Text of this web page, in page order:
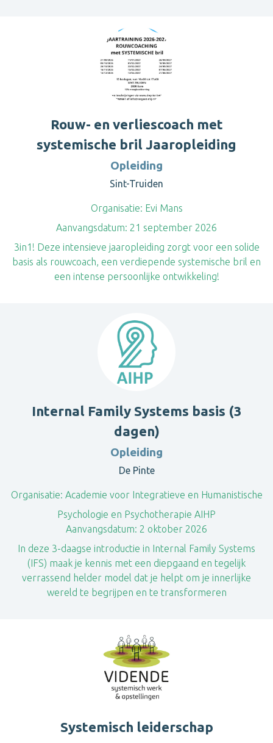
Rouw- en verliescoach met
systemische bril Jaaropleiding
Opleiding
Sint-Truiden
Organisatie: Evi Mans
Aanvangsdatum: 21 september 2026
3in1! Deze intensieve jaaropleiding zorgt voor een solide
basis als rouwcoach, een verdiepende systemische bril en
een intense persoonlijke ontwikkeling!
Internal Family Systems basis (3
dagen)
Opleiding
De Pinte
Organisatie: Academie voor Integratieve en Humanistische
Psychologie en Psychotherapie AIHP
Aanvangsdatum: 2 oktober 2026
In deze 3-daagse introductie in Internal Family Systems
(IFS) maak je kennis met een diepgaand en tegelijk
verrassend helder model dat je helpt om je innerlijke
wereld te begrijpen en te transformeren
Systemisch leiderschap